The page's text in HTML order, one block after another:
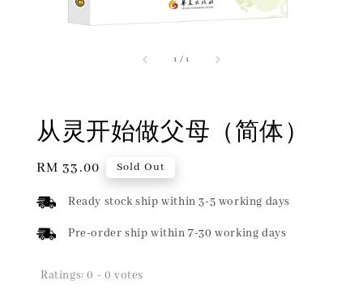
1 /1
从灵开始做父母（简体）
Regular
RM 33.00 Sold Out
Ready stock ship within 3-5 working days
Pre-order ship within 7-30 working days
Ratings:0 - 0 votes